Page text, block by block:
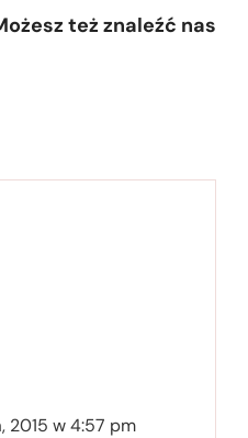
też znaleźć nas
2015 w 4:57 pm